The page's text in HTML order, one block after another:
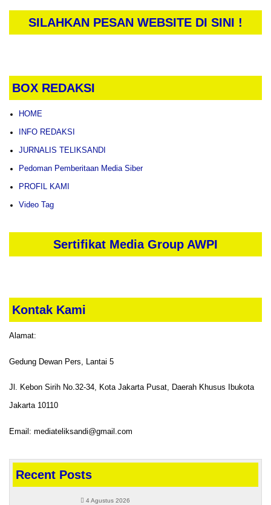
SILAHKAN PESAN WEBSITE DI SINI !
BOX REDAKSI
HOME
INFO REDAKSI
JURNALIS TELIKSANDI
Pedoman Pemberitaan Media Siber
PROFIL KAMI
Video Tag
Sertifikat Media Group AWPI
Kontak Kami
Alamat:
Gedung Dewan Pers, Lantai 5
Jl. Kebon Sirih No.32-34, Kota Jakarta Pusat, Daerah Khusus Ibukota
Jakarta 10110
Email: mediateliksandi@gmail.com
Recent Posts
4 Agustus 2026